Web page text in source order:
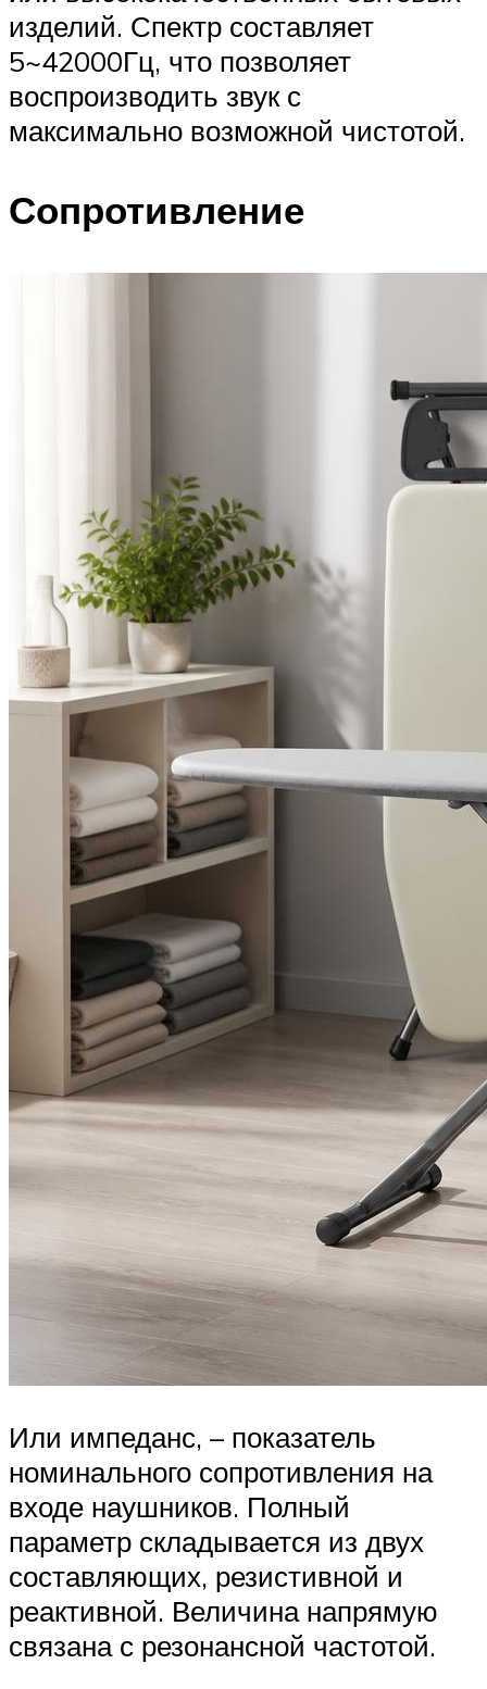
изделий. Спектр составляет
5~42000Гц, что позволяет
воспроизводить звук с
максимально возможной чистотой.
Сопротивление
Или импеданс, – показатель
номинального сопротивления на
входе наушников. Полный
параметр складывается из двух
составляющих, резистивной и
реактивной. Величина напрямую
связана с резонансной частотой.